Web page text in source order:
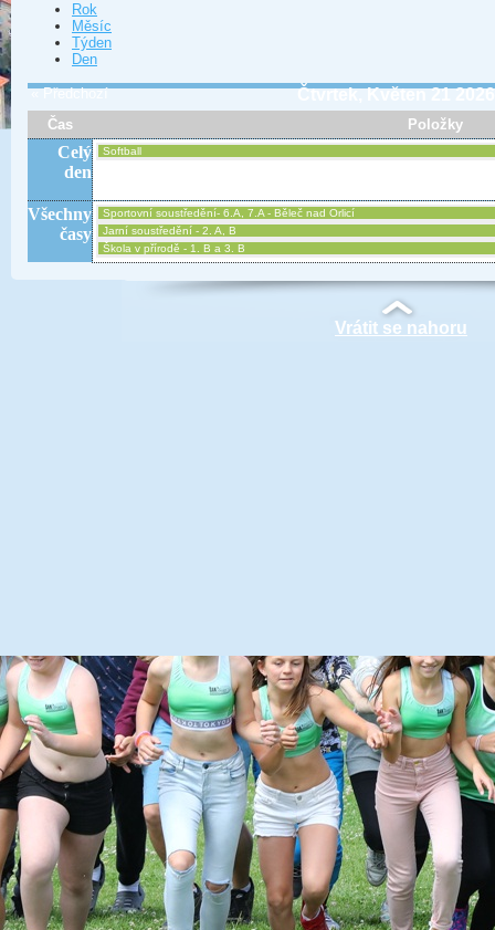
Rok
Měsíc
Týden
Den
« Předchozí Čtvrtek, Květen 21 2026
Čas Položky
Celý
den
Softball
Všechny
časy
Sportovní soustředění- 6.A, 7.A - Běleč nad Orlicí
Jarní soustředění - 2. A, B
Škola v přírodě - 1. B a 3. B
Vrátit se nahoru